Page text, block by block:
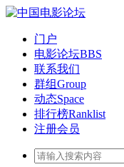
门户
电影论坛BBS
联系我们
群组Group
动态Space
排行榜Ranklist
注册会员